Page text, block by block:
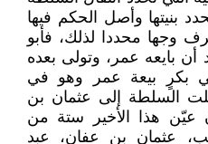
بنيتها وأصل الحكم فيها
وجها محددا لذلك، فأبو
أن بايعه عمر، وتولى بعده
بكرٍ بيعة عمر وهو في
السلطة إلى عثمان بن
عيّن هذا الأخير ستة من
عثمان بن عفان، عبد